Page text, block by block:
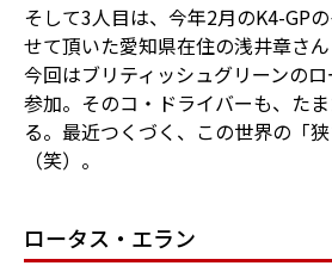
そして3人目は、今年2月のK4-GP
せて頂いた愛知県在住の浅井章さん
今回はブリティッシュグリーンの
参加。そのコ・ドライバーも、た
る。最近つくづく、この世界の「
（笑）。
ロータス・エラン